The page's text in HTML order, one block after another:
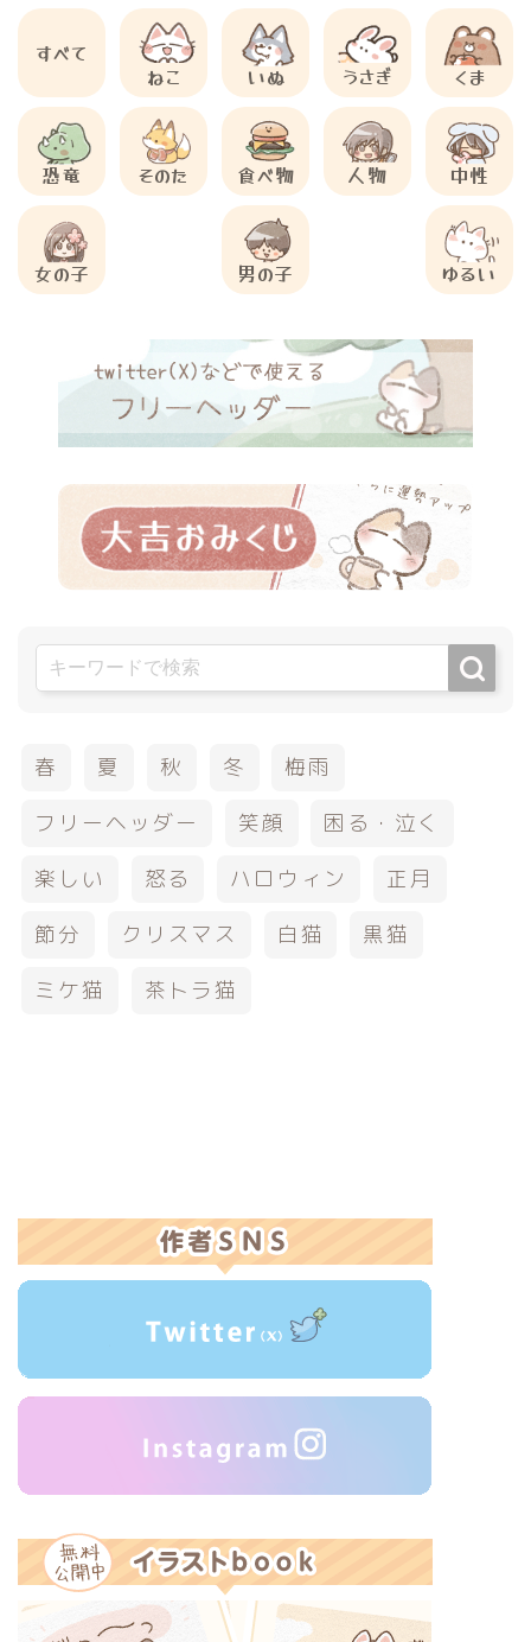
すべて
ねこ
いぬ うさぎ くま
恐竜 そのた 食べ物 人物 中性
女の子 男の子 ゆるい
春 夏 秋 冬
梅雨
フリーヘッダー
笑顔
困る・泣く
楽しい
怒る ハロウィン
正月
節分
クリスマス 白猫
黒猫
ミケ猫
茶トラ猫